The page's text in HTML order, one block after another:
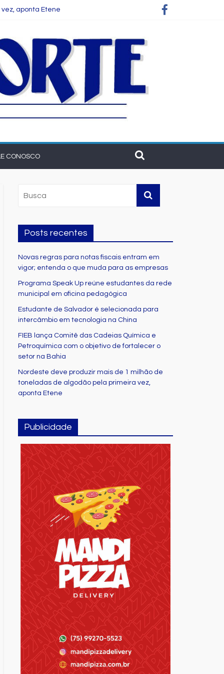
aponta Etene
o setor na Bahia
CONOSCO
Posts recentes
Novas regras para notas fiscais entram em
vigor; entenda o que muda para as empresas
Programa Speak Up reúne estudantes da rede
municipal em oficina pedagógica
Estudante de Salvador é selecionada para
intercâmbio em tecnologia na China
FIEB lança Comitê das Cadeias Química e
Petroquímica com o objetivo de fortalecer o
setor na Bahia
Nordeste deve produzir mais de 1 milhão de
toneladas de algodão pela primeira vez,
aponta Etene
Publicidade